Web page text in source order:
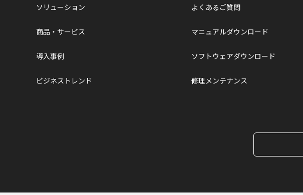
ソリューション
商品・サービス
導入事例
ビジネストレンド
よくあるご質問
マニュアルダウンロード
ソフトウェアダウンロード
修理メンテナンス